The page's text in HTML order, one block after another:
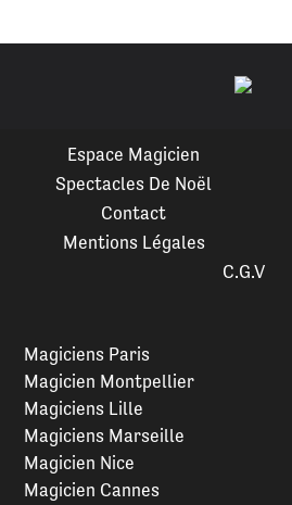
Espace Magicien
Spectacles De Noël
Contact
Mentions Légales
C.G.V
Magiciens Paris
Magicien Montpellier
Magiciens Lille
Magiciens Marseille
Magicien Nice
Magicien Cannes